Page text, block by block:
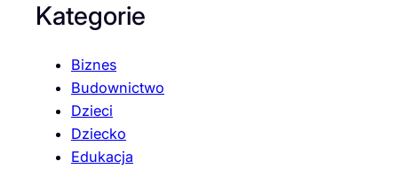
Kategorie
Biznes
Budownictwo
Dzieci
Dziecko
Edukacja